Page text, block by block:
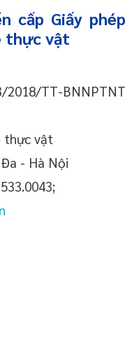
cấp Giấy phép
thực vật
TT-BNNPTNT
thực vật
- Hà Nội